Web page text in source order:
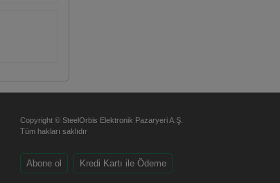
Copyright © SteelOrbis Elektronik Pazaryeri A.Ş.
Tüm hakları saklıdır
Abone ol Kredi Kartı ile Ödeme